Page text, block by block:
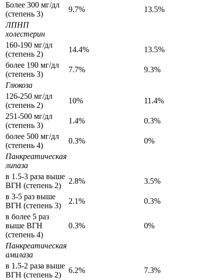
Более 300 мг/дл
(степень 3)
9.7%
13.5%
ЛПНП
холестерин
160-190 мг/дл
(степень 2)
14.4%
13.5%
более 190 мг/дл
(степень 3)
7.7%
9.3%
Глюкоза
126-250 мг/дл
(степень 2)
10%
11.4%
251-500 мг/дл
(степень 3)
1.4%
0.3%
более 500 мг/дл
(степень 4)
0.3%
0%
Панкреатическая
липаза
в 1.5-3 раза выше
ВГН (степень 2)
2.8%
3.5%
в 3-5 раз выше
ВГН (степень 3)
2.1%
0.3%
в более 5 раз
выше ВГН
(степень 4)
0.3% 0%
Панкреатическая
амилаза
в 1.5-2 раза выше
ВГН (степень 2)
6.2%
7.3%